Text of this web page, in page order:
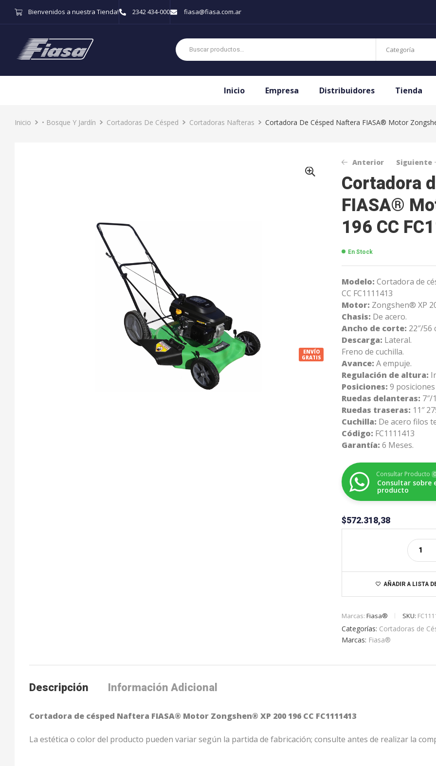
Bienvenidos a nuestra Tienda! 2342 434-000 fiasa@fiasa.com.ar
Categoría
Inicio Empresa Distribuidores Tienda
Inicio • Bosque Y Jardín Cortadoras De Césped Cortadoras Nafteras Cortadora De Césped Naftera FIASA® Motor
ENVÍO
GRATIS
Anterior
$ 506.571,83
Siguiente
$ 774.084,86
Cortadora
FIASA®
196 CC
En Stock
Modelo: Cortadora de
CC FC1111413
Motor: Zongshen® XP
Chasis: De acero.
Ancho de corte: 22″/56
Descarga: Lateral.
Freno de cuchilla.
Avance: A empuje.
Regulación de altura:
Posiciones: 9
Ruedas delanteras: 7″/
Ruedas traseras: 11″
Cuchilla: De acero filos
Código: FC1111413
Garantía: 6 Meses.
Consultar Producto
Consultar sobre
producto
$572.318,38
AÑADIR A LISTA
Marcas: Fiasa® SKU:
Categorías: Cortadoras de
Marcas: Fiasa®
Descripción Información Adicional
Cortadora de césped Naftera FIASA® Motor Zongshen® XP 200 196 CC FC1111413
La estética o color del producto pueden variar según la partida de fabricación; consulte antes de realizar la